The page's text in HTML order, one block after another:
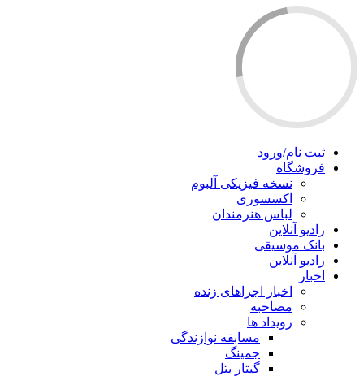
ثبت نام/ورود
فروشگاه
نسخه فیزیکی آلبوم
اکسسوری
لباس هنرمندان
رادیو آنلاین
بانک موسیقی
رادیو آنلاین
اخبار
اخبار اجراهای زنده
مصاحبه
رویداد ها
مسابقه نوازندگی
جمینگ
گیتار بتل